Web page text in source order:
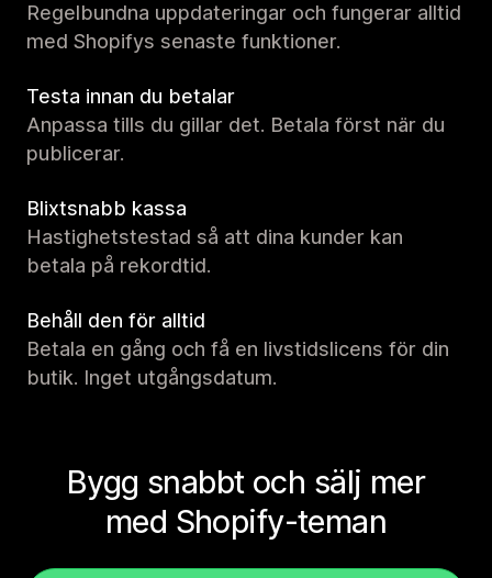
Regelbundna uppdateringar och fungerar alltid
med Shopifys senaste funktioner.
Testa innan du betalar
Anpassa tills du gillar det. Betala först när du
publicerar.
Blixtsnabb kassa
Hastighetstestad så att dina kunder kan
betala på rekordtid.
Behåll den för alltid
Betala en gång och få en livstidslicens för din
butik. Inget utgångsdatum.
Bygg snabbt och sälj mer
med Shopify-teman